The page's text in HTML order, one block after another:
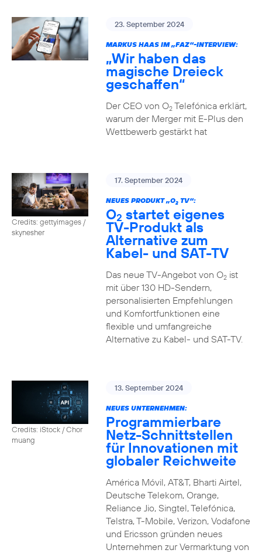
23. September 2024
MARKUS HAAS IM „FAZ“-INTERVIEW:
„Wir haben das
magische Dreieck
geschaffen“
Der CEO von O2Telefónica erklärt,
warum der Merger mit E-Plus den
Wettbewerb gestärkt hat
Credits: gettyimages /
skynesher
17. September 2024
NEUES PRODUKT „O2TV“:
O2 startet eigenes
TV-Produkt als
Alternative zum
Kabel- und SAT-TV
Das neue TV-Angebot von O2ist
mit über 130 HD-Sendern,
personalisierten Empfehlungen
und Komfortfunktionen eine
flexible und umfangreiche
Alternative zu Kabel- und SAT-TV.
Credits: iStock / Chor
muang
13. September 2024
NEUES UNTERNEHMEN:
Programmierbare
Netz-Schnittstellen
für Innovationen mit
globaler Reichweite
América Móvil, AT&T, Bharti Airtel,
Deutsche Telekom, Orange,
Reliance Jio, Singtel, Telefónica,
Telstra, T-Mobile, Verizon, Vodafone
und Ericsson gründen neues
Unternehmen zur Vermarktung von